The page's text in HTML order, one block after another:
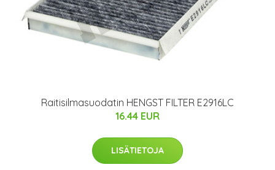
Raitisilmasuodatin HENGST FILTER E2916LC
16.44 EUR
LISÄTIETOJA